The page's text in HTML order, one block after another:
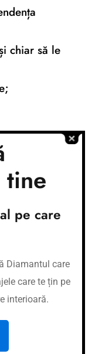
chiar să le
pe care
Diamantul care
care te țin pe
interioară.